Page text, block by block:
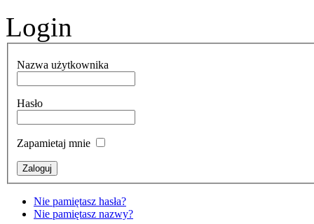
Login
Nazwa użytkownika
Hasło
Zapamietaj mnie
Nie pamiętasz hasła?
Nie pamiętasz nazwy?